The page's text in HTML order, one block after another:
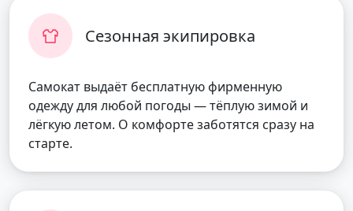
Сезонная экипировка
Самокат выдаёт бесплатную фирменную
одежду для любой погоды — тёплую зимой и
лёгкую летом. О комфорте заботятся сразу на
старте.